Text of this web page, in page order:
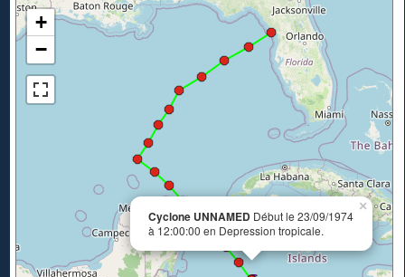
Cyclone UNNAMED Début le 23/09/1974
à 12:00:00 en Depression tropicale.
×
+
−